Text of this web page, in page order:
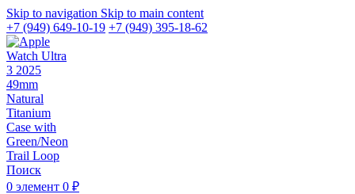
Skip to navigation Skip to main content
+7 (949) 649-10-19 +7 (949) 395-18-62
Поиск
0 элемент 0 ₽